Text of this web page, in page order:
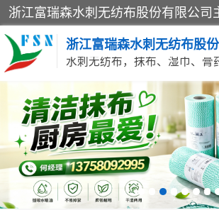
水刺布 巴布贴
PVC革基布 无纺布
防护口罩帽子床单 抗菌等